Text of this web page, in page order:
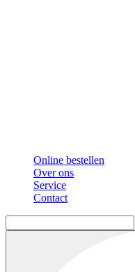
Online bestellen
Over ons
Service
Contact